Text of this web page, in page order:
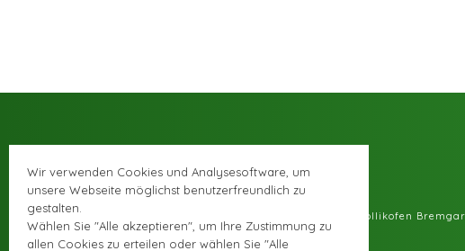
© Musikschule Zollikofen
Wir verwenden Cookies und Analysesoftware, um
unsere Webseite möglichst benutzerfreundlich zu
gestalten.
Wählen Sie "Alle akzeptieren", um Ihre Zustimmung zu
allen Cookies zu erteilen oder wählen Sie "Alle